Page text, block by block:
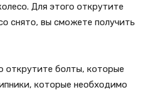
Для этого открутите
снято, вы сможете получить
открутите болты, которые
которые необходимо